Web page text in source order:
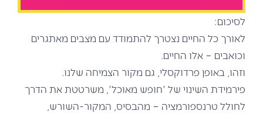
לסיכום:
לאורך כל החיים נצטרך להתמודד עם מצבים מאתגרים
וכואבים – אלו החיים.
וזהו, באופן פרדוקסלי, גם מקור הצמיחה שלנו.
פירמידת השינוי של 'חופש מאוכל', משרטטת את הדרך
לחולל טרנספורמציה – מהבסיס, המקור-השורש,